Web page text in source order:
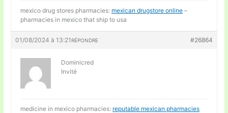
mexico drug stores pharmacies: mexican drugstore online –
pharmacies in mexico that ship to usa
01/08/2024 à 13:21 #26864
RÉPONDRE
Dominicred
Invité
medicine in mexico pharmacies: reputable mexican pharmacies